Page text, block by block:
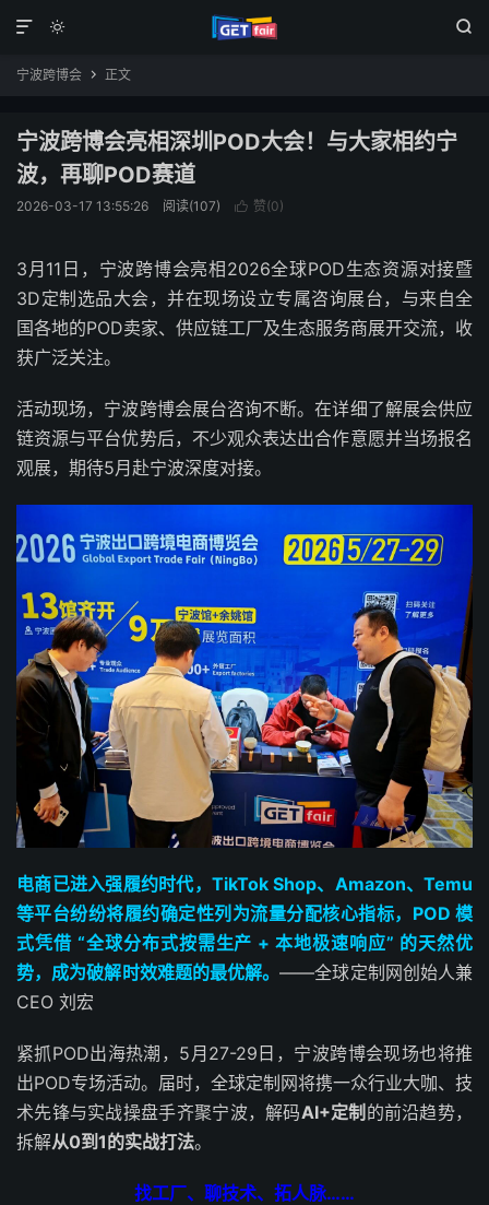
 

宁波跨博会  正文
宁波跨博会亮相深圳POD大会！与大家相约宁
波，再聊POD赛道
2026-03-17 13:55:26 阅读(107)  赞(0)
3月11日，宁波跨博会亮相2026全球POD生态资源对接暨
3D定制选品大会，并在现场设立专属咨询展台，与来自全
国各地的POD卖家、供应链工厂及生态服务商展开交流，收
获广泛关注。
活动现场，宁波跨博会展台咨询不断。在详细了解展会供应
链资源与平台优势后，不少观众表达出合作意愿并当场报名
观展，期待5月赴宁波深度对接。
电商已进入强履约时代，TikTok Shop、Amazon、Temu
等平台纷纷将履约确定性列为流量分配核心指标，POD 模
式凭借 “全球分布式按需生产 + 本地极速响应” 的天然优
势，成为破解时效难题的最优解。——全球定制网创始人兼
CEO 刘宏
紧抓POD出海热潮，5月27-29日，宁波跨博会现场也将推
出POD专场活动。届时，全球定制网将携一众行业大咖、技
术先锋与实战操盘手齐聚宁波，解码AI+定制 的前沿趋势，
拆解从0到1的实战打法。
找工厂、聊技术、拓人脉……